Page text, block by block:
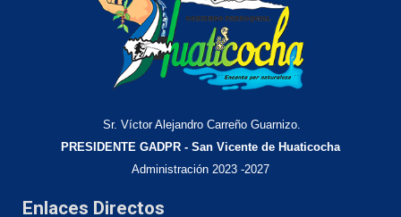
Sr. Víctor Alejandro Carreño Guarnizo.
PRESIDENTE GADPR - San Vicente de Huaticocha
Administración 2023 -2027
Enlaces Directos